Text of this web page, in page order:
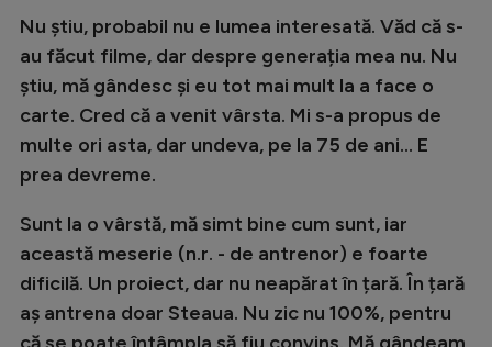
Nu știu, probabil nu e lumea interesată. Văd că s-
au făcut filme, dar despre generația mea nu. Nu
știu, mă gândesc și eu tot mai mult la a face o
carte. Cred că a venit vârsta. Mi s-a propus de
multe ori asta, dar undeva, pe la 75 de ani... E
prea devreme.
Sunt la o vârstă, mă simt bine cum sunt, iar
această meserie (n.r. - de antrenor) e foarte
dificilă. Un proiect, dar nu neapărat în țară. În țară
aș antrena doar Steaua. Nu zic nu 100%, pentru